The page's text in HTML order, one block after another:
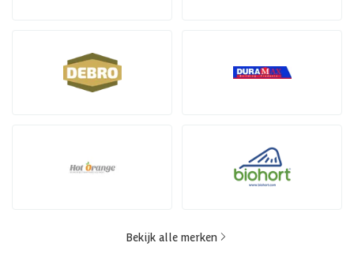
Bekijk alle merken